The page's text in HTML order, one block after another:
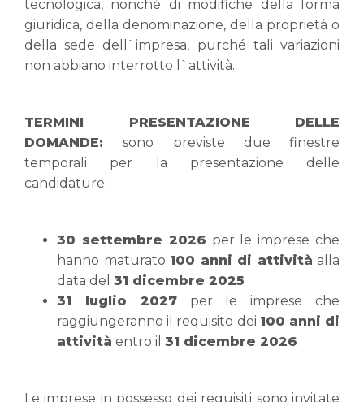
tecnologica, nonché di modifiche della forma
giuridica, della denominazione, della proprietà o
della sede dell`impresa, purché tali variazioni
non abbiano interrotto l`attività.
TERMINI PRESENTAZIONE DELLE
DOMANDE:sono previste due finestre
temporali per la presentazione delle
candidature:
30 settembre 2026 per le imprese che
hanno maturato 100 anni di attività alla
data del 31 dicembre 2025
31 luglio 2027per le imprese che
raggiungeranno il requisito dei 100 anni di
attività entro il 31 dicembre 2026
Le imprese in possesso dei requisiti sono invitate